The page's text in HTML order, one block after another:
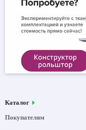
Каталог
Покупателям